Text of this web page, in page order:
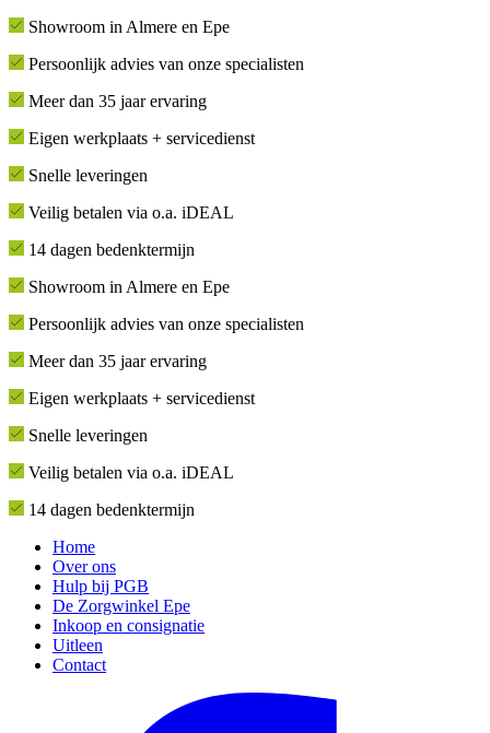
Showroom in Almere en Epe
Persoonlijk advies van onze specialisten
Meer dan 35 jaar ervaring
Eigen werkplaats + servicedienst
Snelle leveringen
Veilig betalen via o.a. iDEAL
14 dagen bedenktermijn
Showroom in Almere en Epe
Persoonlijk advies van onze specialisten
Meer dan 35 jaar ervaring
Eigen werkplaats + servicedienst
Snelle leveringen
Veilig betalen via o.a. iDEAL
14 dagen bedenktermijn
Home
Over ons
Hulp bij PGB
De Zorgwinkel Epe
Inkoop en consignatie
Uitleen
Contact